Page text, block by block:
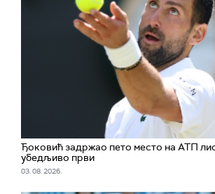
Ђоковић задржао пето место на АТП
убедљиво први
03. 08. 2026.